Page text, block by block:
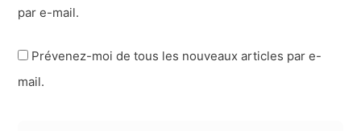
par e-mail.
Prévenez-moi de tous les nouveaux articles par e-
mail.